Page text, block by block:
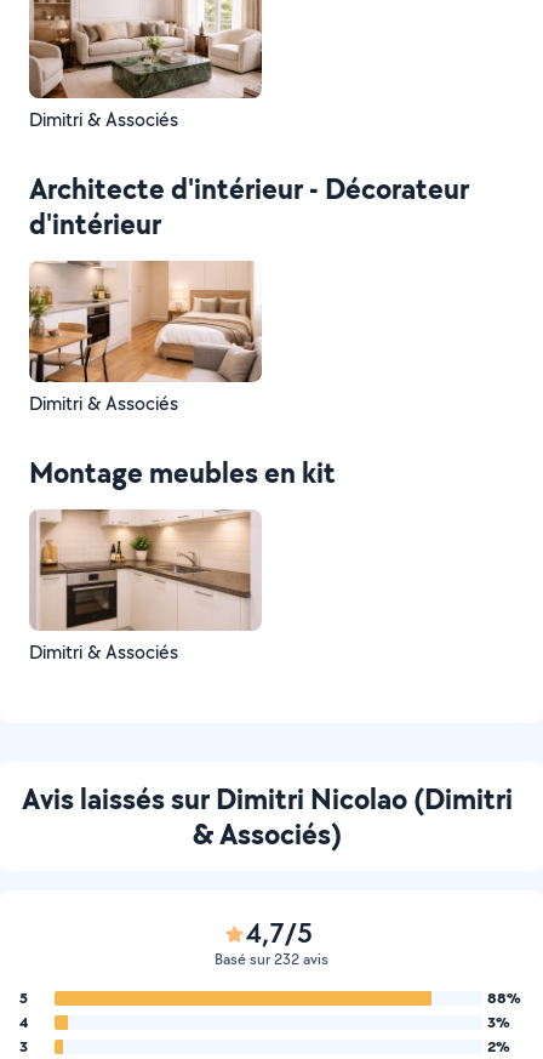
Dimitri & Associés
Architecte d'intérieur - Décorateur
d'intérieur
Dimitri & Associés
Montage meubles en kit
Dimitri & Associés
Avis laissés sur Dimitri Nicolao (Dimitri
& Associés)
4,7/5
Basé sur 232 avis
5
88%
4
3%
3
2%